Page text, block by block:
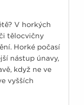
V horkých
tělocvičny
Horké počasí
nástup únavy,
když ne ve
vyšších